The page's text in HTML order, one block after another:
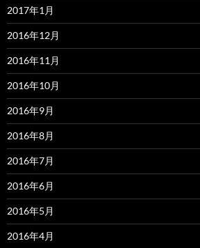
2017年1月
2016年12月
2016年11月
2016年10月
2016年9月
2016年8月
2016年7月
2016年6月
2016年5月
2016年4月